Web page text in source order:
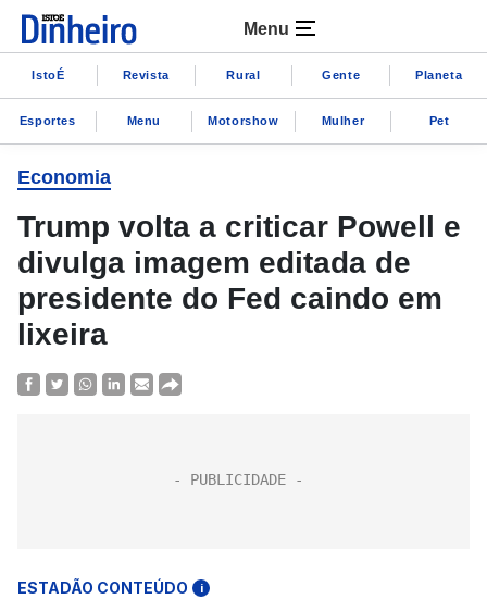
Menu
IstoÉ Revista Rural Gente Planeta
Esportes Menu Motorshow Mulher Pet
Economia
Trump volta a criticar Powell e
divulga imagem editada de
presidente do Fed caindo em
lixeira
ESTADÃO CONTEÚDO i